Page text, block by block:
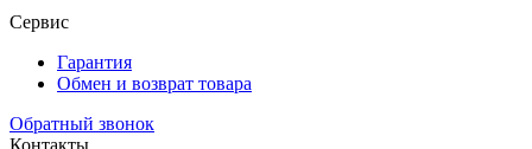
Сервис
Гарантия
Обмен и возврат товара
Обратный звонок